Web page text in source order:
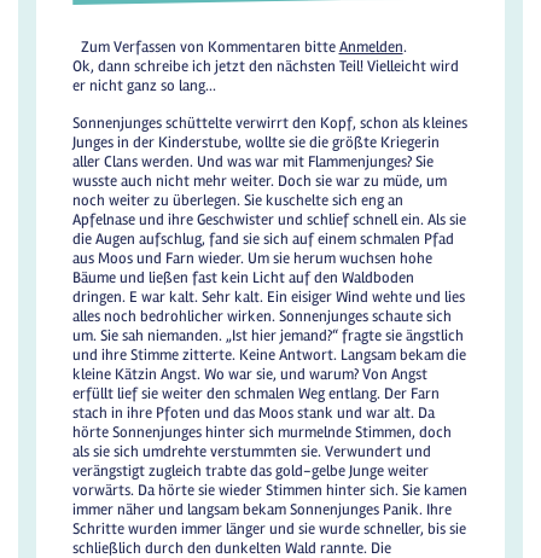
Zum Verfassen von Kommentaren bitteAnmelden.
Ok, dann schreibe ich jetzt den nächsten Teil! Vielleicht wird
er nicht ganz so lang...
Sonnenjunges schüttelte verwirrt den Kopf, schon als kleines
Junges in der Kinderstube, wollte sie die größte Kriegerin
aller Clans werden. Und was war mit Flammenjunges? Sie
wusste auch nicht mehr weiter. Doch sie war zu müde, um
noch weiter zu überlegen. Sie kuschelte sich eng an
Apfelnase und ihre Geschwister und schlief schnell ein. Als sie
die Augen aufschlug, fand sie sich auf einem schmalen Pfad
aus Moos und Farn wieder. Um sie herum wuchsen hohe
Bäume und ließen fast kein Licht auf den Waldboden
dringen. E war kalt. Sehr kalt. Ein eisiger Wind wehte und lies
alles noch bedrohlicher wirken. Sonnenjunges schaute sich
um. Sie sah niemanden. „Ist hier jemand?“ fragte sie ängstlich
und ihre Stimme zitterte. Keine Antwort. Langsam bekam die
kleine Kätzin Angst. Wo war sie, und warum? Von Angst
erfüllt lief sie weiter den schmalen Weg entlang. Der Farn
stach in ihre Pfoten und das Moos stank und war alt. Da
hörte Sonnenjunges hinter sich murmelnde Stimmen, doch
als sie sich umdrehte verstummten sie. Verwundert und
verängstigt zugleich trabte das gold-gelbe Junge weiter
vorwärts. Da hörte sie wieder Stimmen hinter sich. Sie kamen
immer näher und langsam bekam Sonnenjunges Panik. Ihre
Schritte wurden immer länger und sie wurde schneller, bis sie
schließlich durch den dunkelten Wald rannte. Die